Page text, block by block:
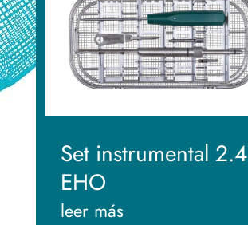
Set instrumental 2.4
EHO
leer más